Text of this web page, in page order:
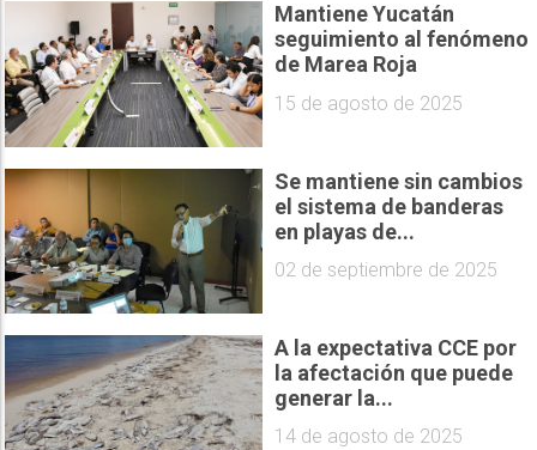
Mantiene Yucatán
seguimiento al fenómeno
de Marea Roja
15 de agosto de 2025
Se mantiene sin cambios
el sistema de banderas
en playas de...
02 de septiembre de 2025
A la expectativa CCE por
la afectación que puede
generar la...
14 de agosto de 2025